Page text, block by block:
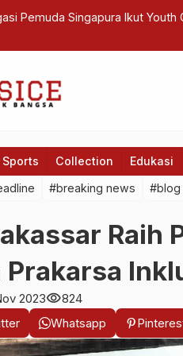
Makassar Ikuti Rakor
Sports Collection Edukasi
#breaking news #blog
Raih
2023visibility824
Whatsapp